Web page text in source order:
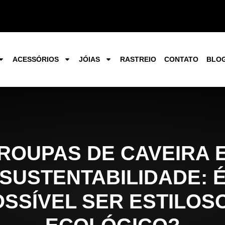
ACESSÓRIOS JÓIAS RASTREIO CONTATO
DE CAVEIRA
SUSTENTABILIDADE:
SER